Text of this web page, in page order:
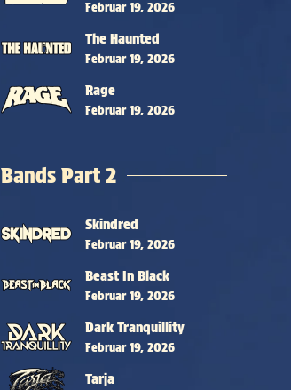
Februar 19, 2026
The Haunted
Februar 19, 2026
Rage
Februar 19, 2026
Bands Part 2
Skindred
Februar 19, 2026
Beast In Black
Februar 19, 2026
Dark Tranquillity
Februar 19, 2026
Tarja